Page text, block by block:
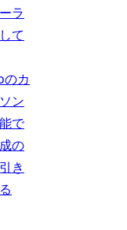
ラ
て
カ
ン
で
の
き